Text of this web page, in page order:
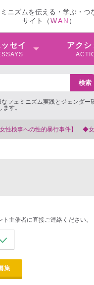
ニズムを伝える・学ぶ・つ
サイト（WAN ）
セイ アクシ
フェミニズム実践とジェンダー
す。
性検事を支援する会事務局
主催者に直接ご連絡ください。